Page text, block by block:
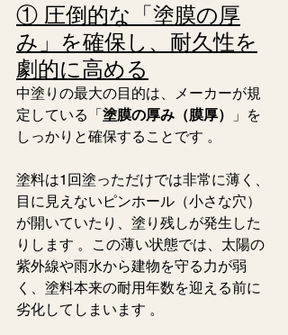
① 圧倒的な「塗膜の厚
み」を確保し、耐久性を
劇的に高める
中塗りの最大の目的は、メーカーが規
定している「塗膜の厚み（膜厚）
」を
しっかりと確保することです 。
塗料は1回塗っただけでは非常に薄く、
目に見えないピンホール（小さな穴）
が開いていたり、塗り残しが発生した
りします 。この薄い状態では、太陽の
紫外線や雨水から建物を守る力が弱
く、塗料本来の耐用年数を迎える前に
劣化してしまいます 。